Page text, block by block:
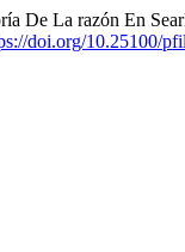
De La razón En
doi.org/10.25100/